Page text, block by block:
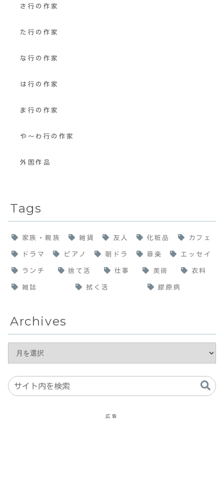
さ行の作家
た行の作家
な行の作家
は行の作家
ま行の作家
や〜わ行の作家
外国作品
Tags
家族・親族 雑貨 友人 化粧品 カフェ
ドラマ ピアノ 朝ドラ 音楽 エッセイ
ランチ 捨て活 仕事 美術 衣料
雑誌 拭く活 膠原病
Archives
広告